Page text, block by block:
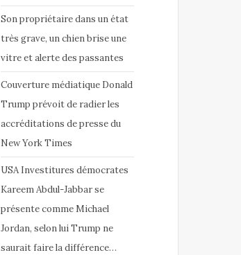
Son propriétaire dans un état
très grave, un chien brise une
vitre et alerte des passantes
Couverture médiatique Donald
Trump prévoit de radier les
accréditations de presse du
New York Times
USA Investitures démocrates
Kareem Abdul-Jabbar se
présente comme Michael
Jordan, selon lui Trump ne
saurait faire la différence…